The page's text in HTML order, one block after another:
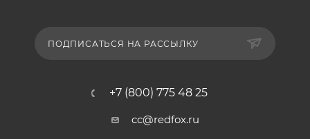
ПОДПИСАТЬСЯ НА РАССЫЛКУ
+7 (800) 775 48 25
cc@redfox.ru